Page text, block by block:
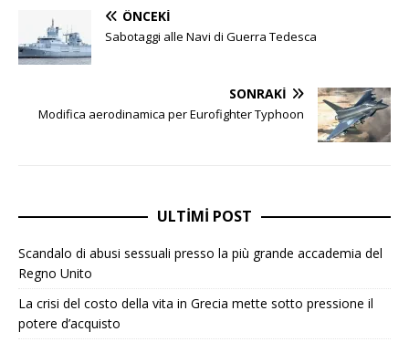
ÖNCEKI
Sabotaggi alle Navi di Guerra Tedesca
SONRAKI
Modifica aerodinamica per Eurofighter Typhoon
ULTIMI POST
Scandalo di abusi sessuali presso la più grande accademia del
Regno Unito
La crisi del costo della vita in Grecia mette sotto pressione il
potere d’acquisto